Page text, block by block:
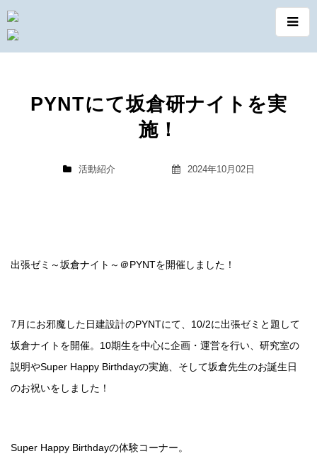
PYNTにて坂倉研ナイトを実
施！
活動紹介 2024年10月02日
出張ゼミ～坂倉ナイト～＠PYNTを開催しました！
7月にお邪魔した日建設計のPYNTにて、10/2に出張ゼミと題して
坂倉ナイトを開催。10期生を中心に企画・運営を行い、研究室の
説明やSuper Happy Birthdayの実施、そして坂倉先生のお誕生日
のお祝いをしました！
Super Happy Birthdayの体験コーナー。